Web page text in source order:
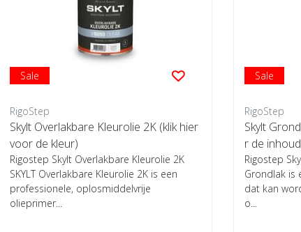
Sale
RigoStep
Skylt Overlakbare Kleurolie 2K (klik hier
voor de kleur)
Rigostep Skylt Overlakbare Kleurolie 2K
SKYLT Overlakbare Kleurolie 2K is een
professionele, oplosmiddelvrije
olieprimer...
Sale
RigoStep
Skylt
r de
Rigostep
Grondlak is
dat kan
o...